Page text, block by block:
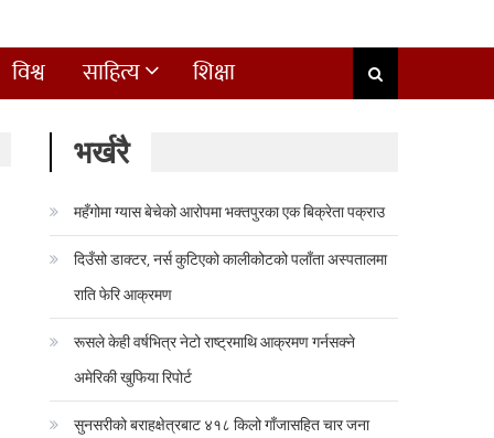
विश्व साहित्य शिक्षा
भर्खरै
महँगोमा ग्यास बेचेको आरोपमा भक्तपुरका एक बिक्रेता पक्राउ
दिउँसो डाक्टर, नर्स कुटिएको कालीकोटको पलाँता अस्पतालमा
राति फेरि आक्रमण
रूसले केही वर्षभित्र नेटो राष्ट्रमाथि आक्रमण गर्नसक्ने
अमेरिकी खुफिया रिपोर्ट
सुनसरीको बराहक्षेत्रबाट ४१८ किलो गाँजासहित चार जना